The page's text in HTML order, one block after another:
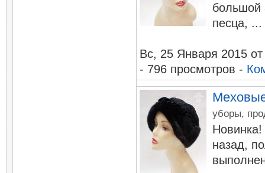
большой
песца, ...
Вc, 25 Января 2015
- 796 просмотров -
уборы,
назад,